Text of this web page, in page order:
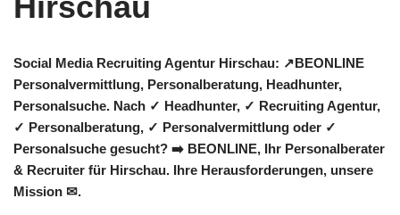
Social Media Recruiting Agentur Hirschau: ↗️BEONLINE
Personalvermittlung, Personalberatung, Headhunter,
Personalsuche. Nach ✓ Headhunter, ✓ Recruiting Agentur,
✓ Personalberatung, ✓ Personalvermittlung oder ✓
Personalsuche gesucht? ➡️ BEONLINE, Ihr Personalberater
& Recruiter für Hirschau. Ihre Herausforderungen, unsere
Mission ✉.